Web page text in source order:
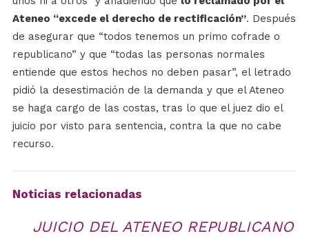
Ateneo “excede el derecho de rectificación”. Después
de asegurar que “todos tenemos un primo cofrade o
republicano” y que “todas las personas normales
entiende que estos hechos no deben pasar”, el letrado
pidió la desestimación de la demanda y que el Ateneo
se haga cargo de las costas, tras lo que el juez dio el
juicio por visto para sentencia, contra la que no cabe
recurso.
Noticias relacionadas
JUICIO DEL ATENEO REPUBLICANO